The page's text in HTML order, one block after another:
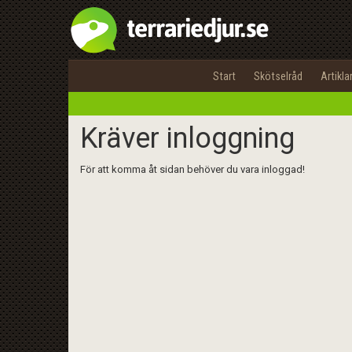
Start Skötselråd Artiklar
Kräver inloggning
För att komma åt sidan behöver du vara inloggad!